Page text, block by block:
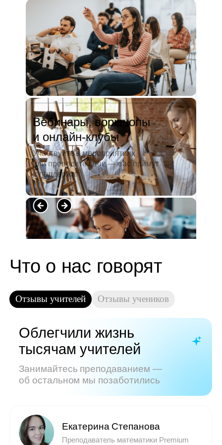
Вебинары, воркшопы
и онлайн-клубы
Участвуйте в мероприятиях
или проводите свои — вас примут
и поддержат
педагогический университет, пошла
преподавать в школу. Проработав в ней
5 лет, я поняла, что нужно двигать...
Читать полностью →
Показать все отзывы
Часто задаваемые
вопросы